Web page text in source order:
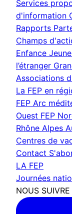
Services
d'information
Rapports
Champs
Enfance
l’étranger
Associations
La FEP en
FEP Arc
Ouest FEP
Rhône Alpes
Centres de
Contact
LA FEP
Journées
NOUS SUIVRE